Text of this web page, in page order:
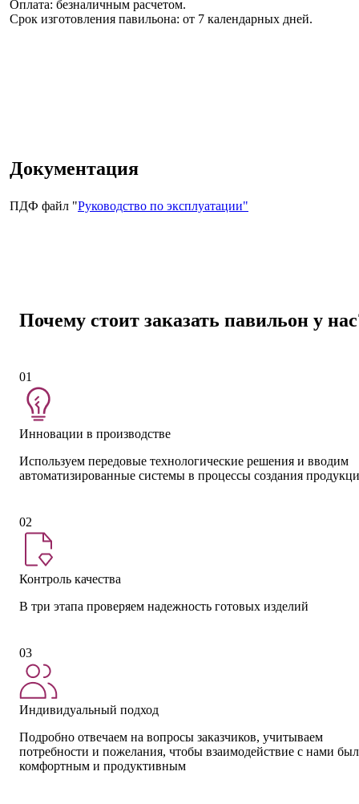
Оплата: безналичным расчетом.
Срок изготовления павильона: от 7 календарных дней.
Документация
ПДФ файл "Руководство по эксплуатации"
Почему стоит заказать павильон у
01
Инновации в производстве
Используем передовые технологические решения и вводим
автоматизированные системы в процессы создания
02
Контроль качества
В три этапа проверяем надежность готовых изделий
03
Индивидуальный подход
Подробно отвечаем на вопросы заказчиков, учитываем
потребности и пожелания, чтобы взаимодействие с нами
комфортным и продуктивным